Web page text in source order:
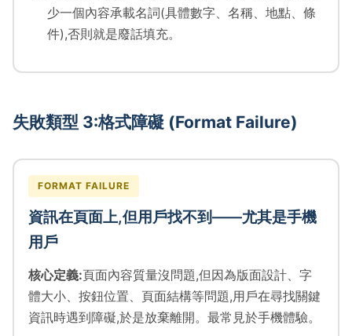
少一個內容承載名詞(具體數字、名稱、地點、條
件),否則就是廢話填充。
失敗類型 3:格式障礙 (Format Failure)
FORMAT FAILURE
資訊在頁面上,但用戶找不到——尤其是手機
用戶
核心定義:頁面內容質量沒問題,但因為版面設計、字
體大小、按鈕位置、頁面結構等問題,用戶在尋找關鍵
資訊時遇到障礙,於是放棄離開。最常見於手機體驗。